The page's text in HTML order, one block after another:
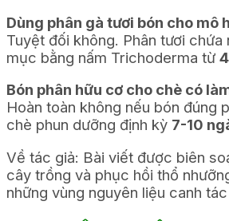
Dùng phân gà tươi bón cho mô
Tuyệt đối không. Phân tươi
mục bằng nấm Trichoderma từ
Bón phân hữu cơ cho chè có
Hoàn toàn không nếu bón đúng
chè phun dưỡng định kỳ 7-10
Về tác giả: Bài viết được biên
cây trồng và phục hồi thổ
những vùng nguyên liệu canh